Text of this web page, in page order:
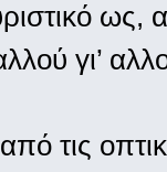
γι’
τις